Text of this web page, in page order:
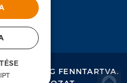
7100
bpo.com
MINDEN JOG FENNTARTVA.